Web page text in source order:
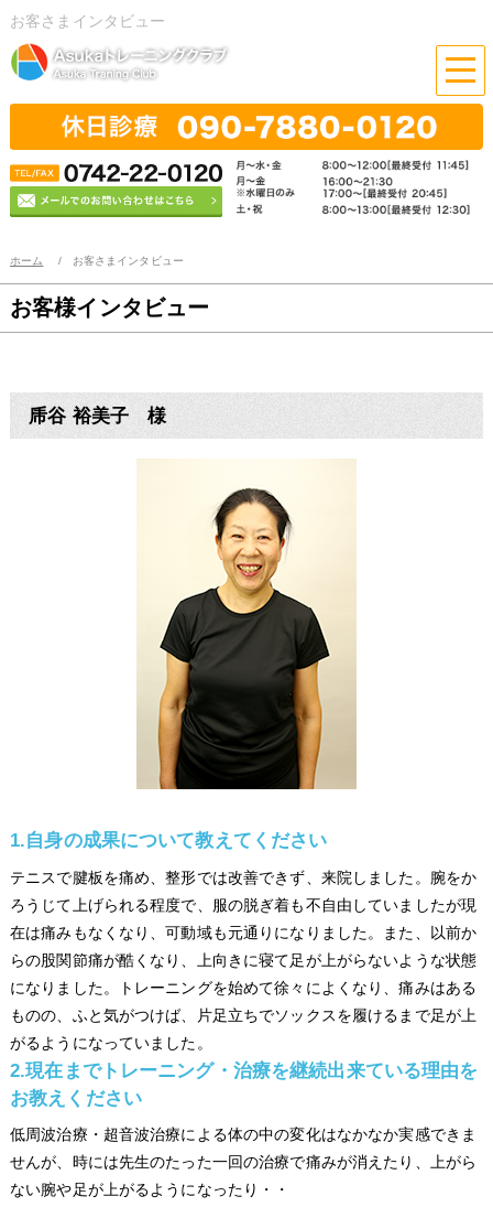
お客さまインタビュー
ホーム お客さまインタビュー
お客様インタビュー
乕谷 裕美子 様
1.自身の成果について教えてください
テニスで腱板を痛め、整形では改善できず、来院しました。腕をか
ろうじて上げられる程度で、服の脱ぎ着も不自由していましたが現
在は痛みもなくなり、可動域も元通りになりました。また、以前か
らの股関節痛が酷くなり、上向きに寝て足が上がらないような状態
になりました。トレーニングを始めて徐々によくなり、痛みはある
ものの、ふと気がつけば、片足立ちでソックスを履けるまで足が上
がるようになっていました。
2.現在までトレーニング・治療を継続出来ている理由を
お教えください
低周波治療・超音波治療による体の中の変化はなかなか実感できま
せんが、時には先生のたった一回の治療で痛みが消えたり、上がら
ない腕や足が上がるようになったり・・